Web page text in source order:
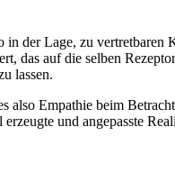
der Lage, zu vertretbaren
das auf die selben
lassen.
also Empathie beim
und angepasste